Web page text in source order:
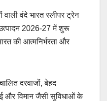
वंदे भारत स्लीपर ट्रेन
2026-27 में शुरू
की आत्मनिर्भरता और
दरवाजों, बेहद
और विमान जैसी सुविधाओं के